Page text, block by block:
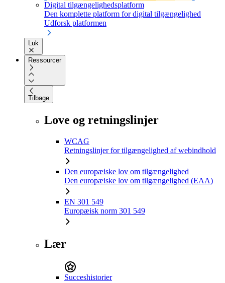
Digital tilgængelighedsplatform
Den komplette platform for digital tilgængelighed
Udforsk platformen
Luk
Ressourcer
Tilbage
Love og retningslinjer
WCAG
Retningslinjer for tilgængelighed af webindhold
Den europæiske lov om tilgængelighed
Den europæiske lov om tilgængelighed (EAA)
EN 301 549
Europæisk norm 301 549
Lær
Succeshistorier